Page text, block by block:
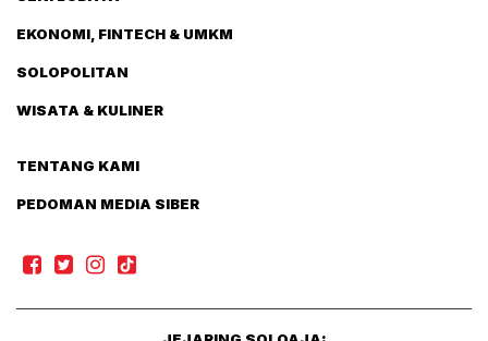
EKONOMI, FINTECH & UMKM
SOLOPOLITAN
WISATA & KULINER
TENTANG KAMI
PEDOMAN MEDIA SIBER